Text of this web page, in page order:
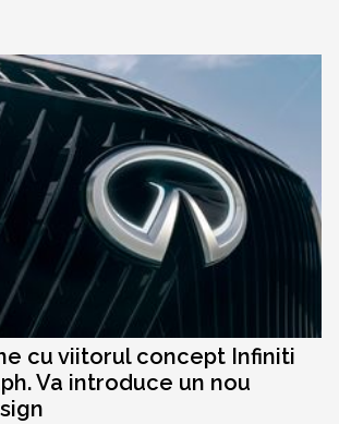
cu viitorul concept Infiniti
Va introduce un nou